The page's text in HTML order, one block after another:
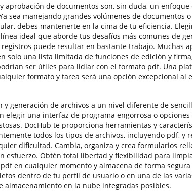
aprobación de documentos son, sin duda, un enfoque
sea manejando grandes volúmenes de documentos
debes mantenerte en la cima de tu eficiencia.
ideal que aborde tus desafíos más comunes de
puede resultar en bastante trabajo. Muchas
solo una lista limitada de funciones de edición y
ser útiles para lidiar con el formato pdf. Una
formato y tarea será una opción excepcional al
y generación de archivos a un nivel diferente de
elegir una interfaz de programa engorrosa o opciones
DocHub te proporciona herramientas y
todos los tipos de archivos, incluyendo pdf, y
dificultad. Cambia, organiza y crea formularios
esfuerzo. Obtén total libertad y flexibilidad para
en cualquier momento y almacena de forma
dentro de tu perfil de usuario o en una de las
almacenamiento en la nube integradas posibles.